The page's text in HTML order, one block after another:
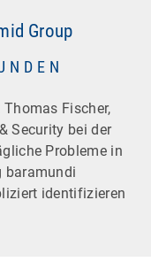
Group
Fischer,
Security bei der
Probleme in
baramundi
identifizieren